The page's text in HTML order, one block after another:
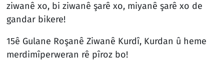
ziwanê xo, bi ziwanê şarê xo, miyanê şarê xo de
gandar bikere!
15ê Gulane Roşanê Ziwanê Kurdî, Kurdan û heme
merdimîperweran rê pîroz bo!